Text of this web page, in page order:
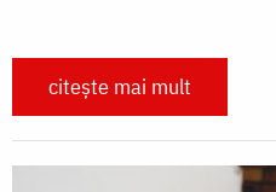
citește mai mult